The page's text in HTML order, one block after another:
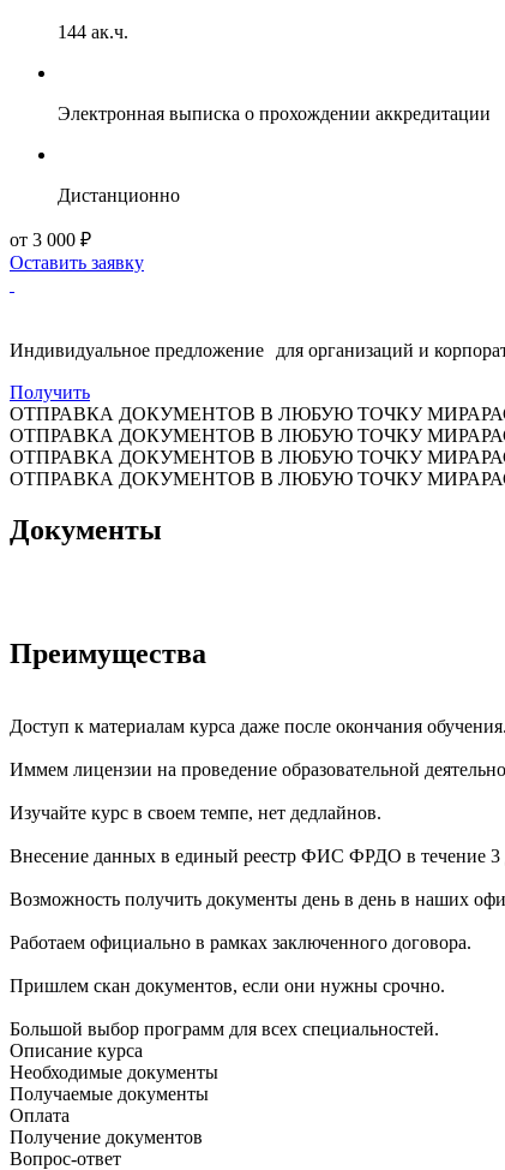
144 ак.ч.
Электронная выписка о прохождении аккредитации
Дистанционно
от 3 000 ₽
Оставить заявку
Индивидуальное предложение для организаций и
Получить
ОТПРАВКА ДОКУМЕНТОВ В ЛЮБУЮ ТОЧКУ МИРА
ОТПРАВКА ДОКУМЕНТОВ В ЛЮБУЮ ТОЧКУ МИРА
ОТПРАВКА ДОКУМЕНТОВ В ЛЮБУЮ ТОЧКУ МИРА
ОТПРАВКА ДОКУМЕНТОВ В ЛЮБУЮ ТОЧКУ МИРА
Документы
Преимущества
Доступ к материалам курса даже после окончания обучения.
Иммем лицензии на проведение образовательной
Изучайте курс в своем темпе, нет дедлайнов.
Внесение данных в единый реестр ФИС ФРДО в течение 3
Возможность получить документы день в день в наших
Работаем официально в рамках заключенного договора.
Пришлем скан документов, если они нужны срочно.
Большой выбор программ для всех специальностей.
Описание курса
Необходимые документы
Получаемые документы
Оплата
Получение документов
Вопрос-ответ